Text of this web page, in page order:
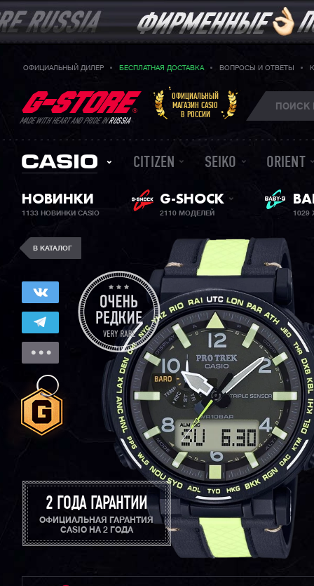
ОФИЦИАЛЬНЫЙ ДИЛЕР БЕСПЛАТНАЯ ДОСТАВКА ВОПРОСЫ И ОТВЕТЫ
MADE WITH HEART AND PRIDE INRUSSIA
ОФИЦИАЛЬНЫЙ
МАГАЗИН CASIO
В РОССИИ
CITIZEN SEIKO ORIENT
НОВИНКИ
1133 НОВИНКИ CASIO
G-SHOCK
2110 МОДЕЛЕЙ 1029
В КАТАЛОГ
2 ГОДА ГАРАНТИИ
ОФИЦИАЛЬНАЯ ГАРАНТИЯ
CASIO НА 2 ГОДА